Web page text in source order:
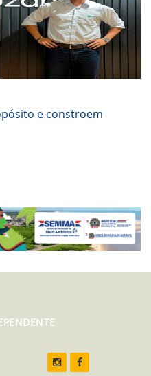
e constroem